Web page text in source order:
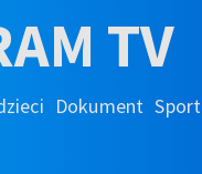
TV
Dokument Sport